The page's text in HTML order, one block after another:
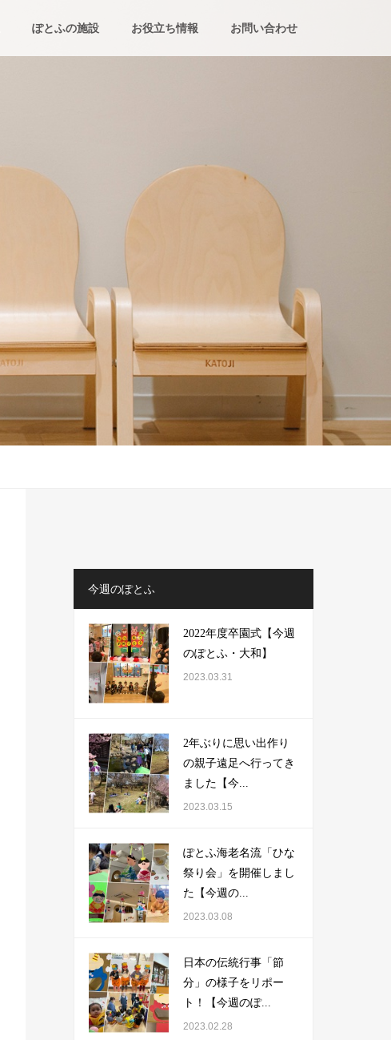
ぽとふの施設 お役立ち情報 お問い合わせ
今週のぽとふ
2022年度卒園式【今週
のぽとふ・大和】
2023.03.31
2年ぶりに思い出作り
の親子遠足へ行ってき
ました【今...
2023.03.15
ぽとふ海老名流「ひな
祭り会」を開催しまし
た【今週の...
2023.03.08
日本の伝統行事「節
分」の様子をリポー
ト！【今週のぽ...
2023.02.28